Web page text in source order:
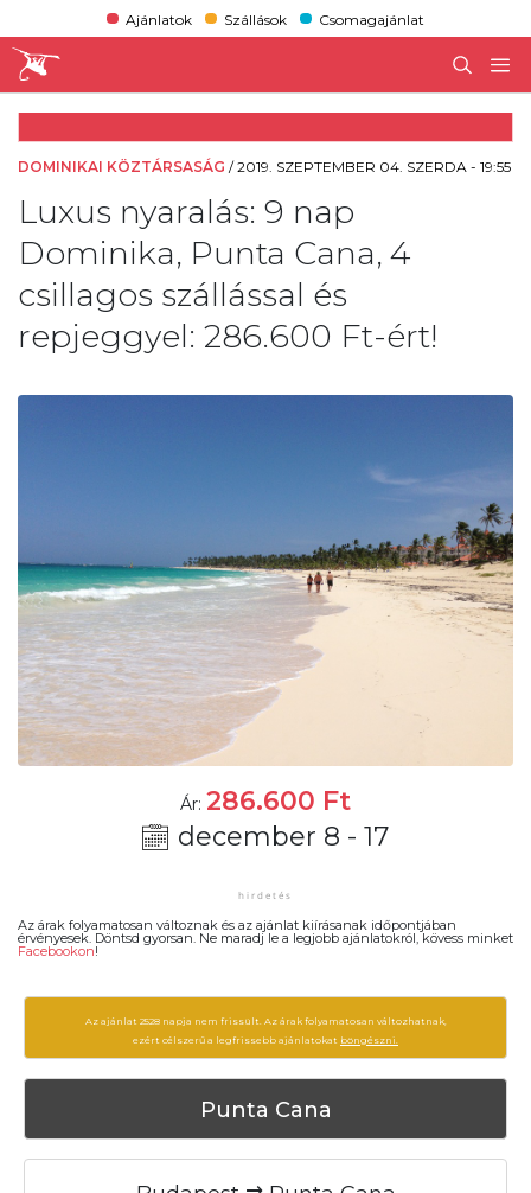
Ajánlatok Szállások Csomagajánlat
DOMINIKAI KÖZTÁRSASÁG /2019. SZEPTEMBER 04. SZERDA - 19:55
Luxus nyaralás: 9 nap
Dominika, Punta Cana, 4
csillagos szállással és
repjeggyel: 286.600 Ft-ért!
Ár: 286.600 Ft
december 8 - 17
Az árak folyamatosan változnak és az ajánlat kiírásanak időpontjában
érvényesek. Döntsd gyorsan. Ne maradj le a legjobb ajánlatokról, kövess minket
Facebookon!
Az ajánlat 2528 napja nem frissült. Az árak folyamatosan változhatnak,
ezért célszerű a legfrissebb ajánlatokat böngészni.
Punta Cana